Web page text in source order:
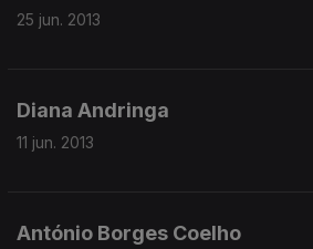
25 jun. 2013
Diana Andringa
11 jun. 2013
António Borges Coelho